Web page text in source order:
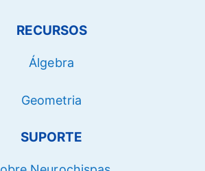
RECURSOS
Álgebra
Geometria
SUPORTE